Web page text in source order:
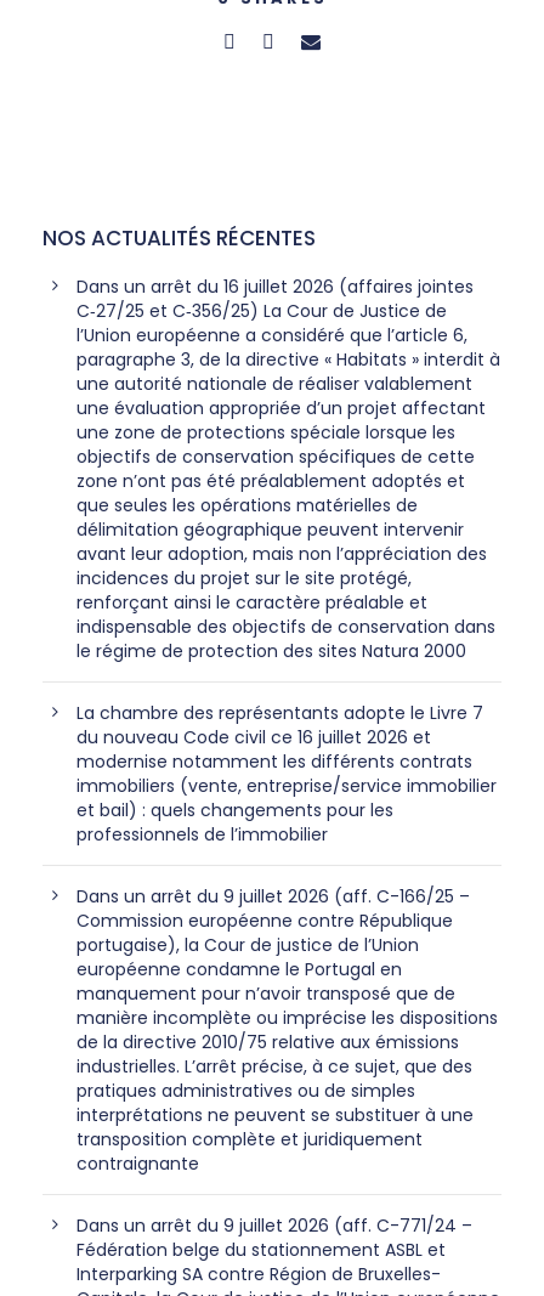
NOS ACTUALITÉS RÉCENTES
Dans un arrêt du 16 juillet 2026 (affaires jointes
C‑27/25 et C‑356/25) La Cour de Justice de
l’Union européenne a considéré que l’article 6,
paragraphe 3, de la directive « Habitats » interdit à
une autorité nationale de réaliser valablement
une évaluation appropriée d’un projet affectant
une zone de protections spéciale lorsque les
objectifs de conservation spécifiques de cette
zone n’ont pas été préalablement adoptés et
que seules les opérations matérielles de
délimitation géographique peuvent intervenir
avant leur adoption, mais non l’appréciation des
incidences du projet sur le site protégé,
renforçant ainsi le caractère préalable et
indispensable des objectifs de conservation dans
le régime de protection des sites Natura 2000
La chambre des représentants adopte le Livre 7
du nouveau Code civil ce 16 juillet 2026 et
modernise notamment les différents contrats
immobiliers (vente, entreprise/service immobilier
et bail) : quels changements pour les
professionnels de l’immobilier
Dans un arrêt du 9 juillet 2026 (aff. C-166/25 –
Commission européenne contre République
portugaise), la Cour de justice de l’Union
européenne condamne le Portugal en
manquement pour n’avoir transposé que de
manière incomplète ou imprécise les dispositions
de la directive 2010/75 relative aux émissions
industrielles. L’arrêt précise, à ce sujet, que des
pratiques administratives ou de simples
interprétations ne peuvent se substituer à une
transposition complète et juridiquement
contraignante
Dans un arrêt du 9 juillet 2026 (aff. C-771/24 –
Fédération belge du stationnement ASBL et
Interparking SA contre Région de Bruxelles-